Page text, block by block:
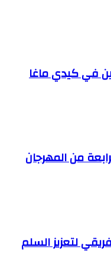
في كيدي ماغا
من المهرجان
لتعزيز السلم